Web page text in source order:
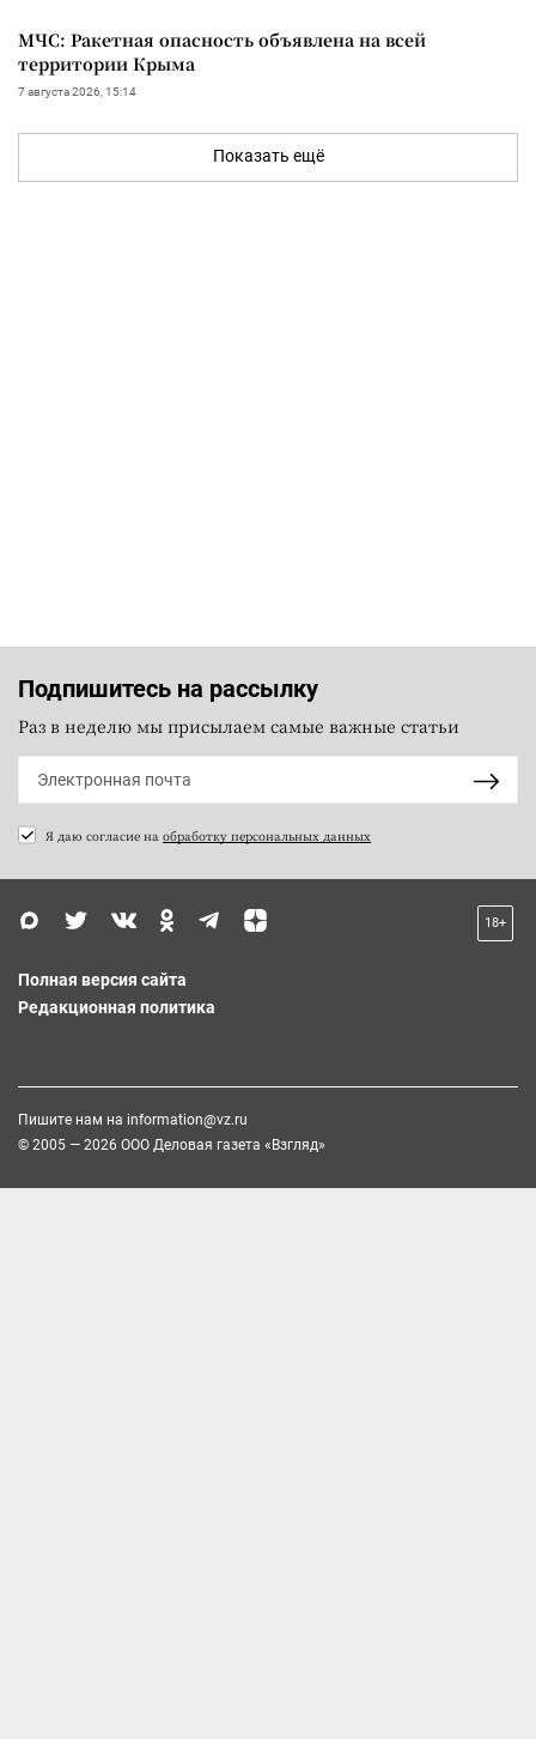
МЧС: Ракетная опасность объявлена на всей
территории Крыма
7 августа 2026, 15:14
Показать ещё
Подпишитесь на рассылку
Раз в неделю мы присылаем самые важные статьи
Я даю согласие на обработку персональных данных
18+
Полная версия сайта
Редакционная политика
Пишите нам на information@vz.ru
© 2005 — 2026 ООО Деловая газета «Взгляд»